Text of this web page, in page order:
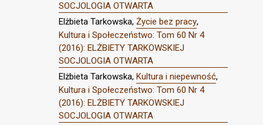
SOCJOLOGIA OTWARTA
Elżbieta Tarkowska, Życie bez pracy,
Kultura i Społeczeństwo: Tom 60 Nr 4
(2016): ELŻBIETY TARKOWSKIEJ
SOCJOLOGIA OTWARTA
Elżbieta Tarkowska, Kultura i niepewność,
Kultura i Społeczeństwo: Tom 60 Nr 4
(2016): ELŻBIETY TARKOWSKIEJ
SOCJOLOGIA OTWARTA